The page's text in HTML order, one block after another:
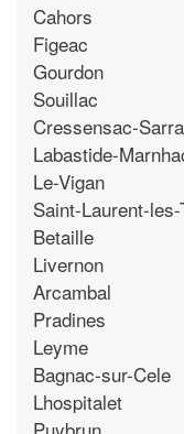
Cahors
Figeac
Gourdon
Souillac
Cressensac-
Labastide-
Le-Vigan
Saint-Laurent-les-
Betaille
Livernon
Arcambal
Pradines
Leyme
Bagnac-sur-Cele
Lhospitalet
Puybrun